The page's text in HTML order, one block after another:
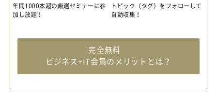
年間1000本超の厳選セミナーに参
加し放題！
トピック（タグ）をフォローして
自動収集！
完全無料
ビジネス+IT会員のメリットとは？